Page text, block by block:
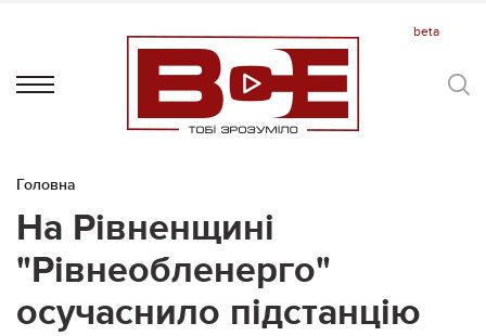
Головна
На Рівненщині
"Рівнеобленерго"
осучаснило підстанцію